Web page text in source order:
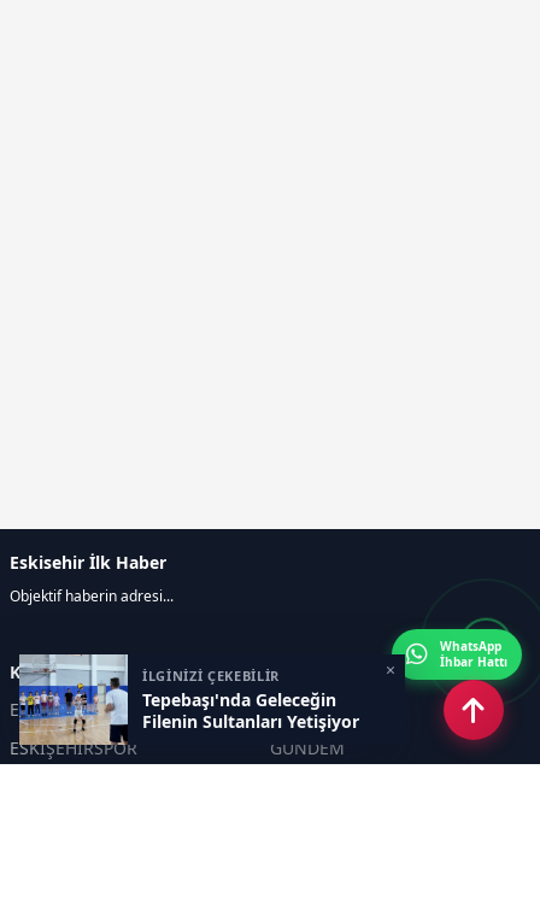
İLGİNİZİ ÇEKEBİLİR
Tepebaşı'nda Geleceğin
Filenin Sultanları Yetişiyor
×
Eskisehir İlk Haber
Objektif haberin adresi...
Kategoriler
ESKİŞEHİR
GENEL
ESKİŞEHİRSPOR
GÜNDEM
WhatsApp
İhbar Hattı